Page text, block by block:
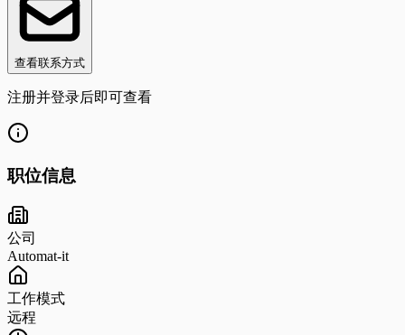
查看联系方式
注册并登录后即可查看
职位信息
公司
Automat-it
工作模式
远程